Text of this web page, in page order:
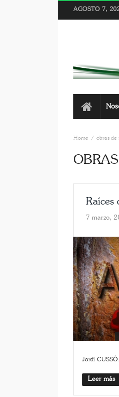
AGOSTO 7,
Home obras de
Raíces
7 marzo,
Jordi
Leer más